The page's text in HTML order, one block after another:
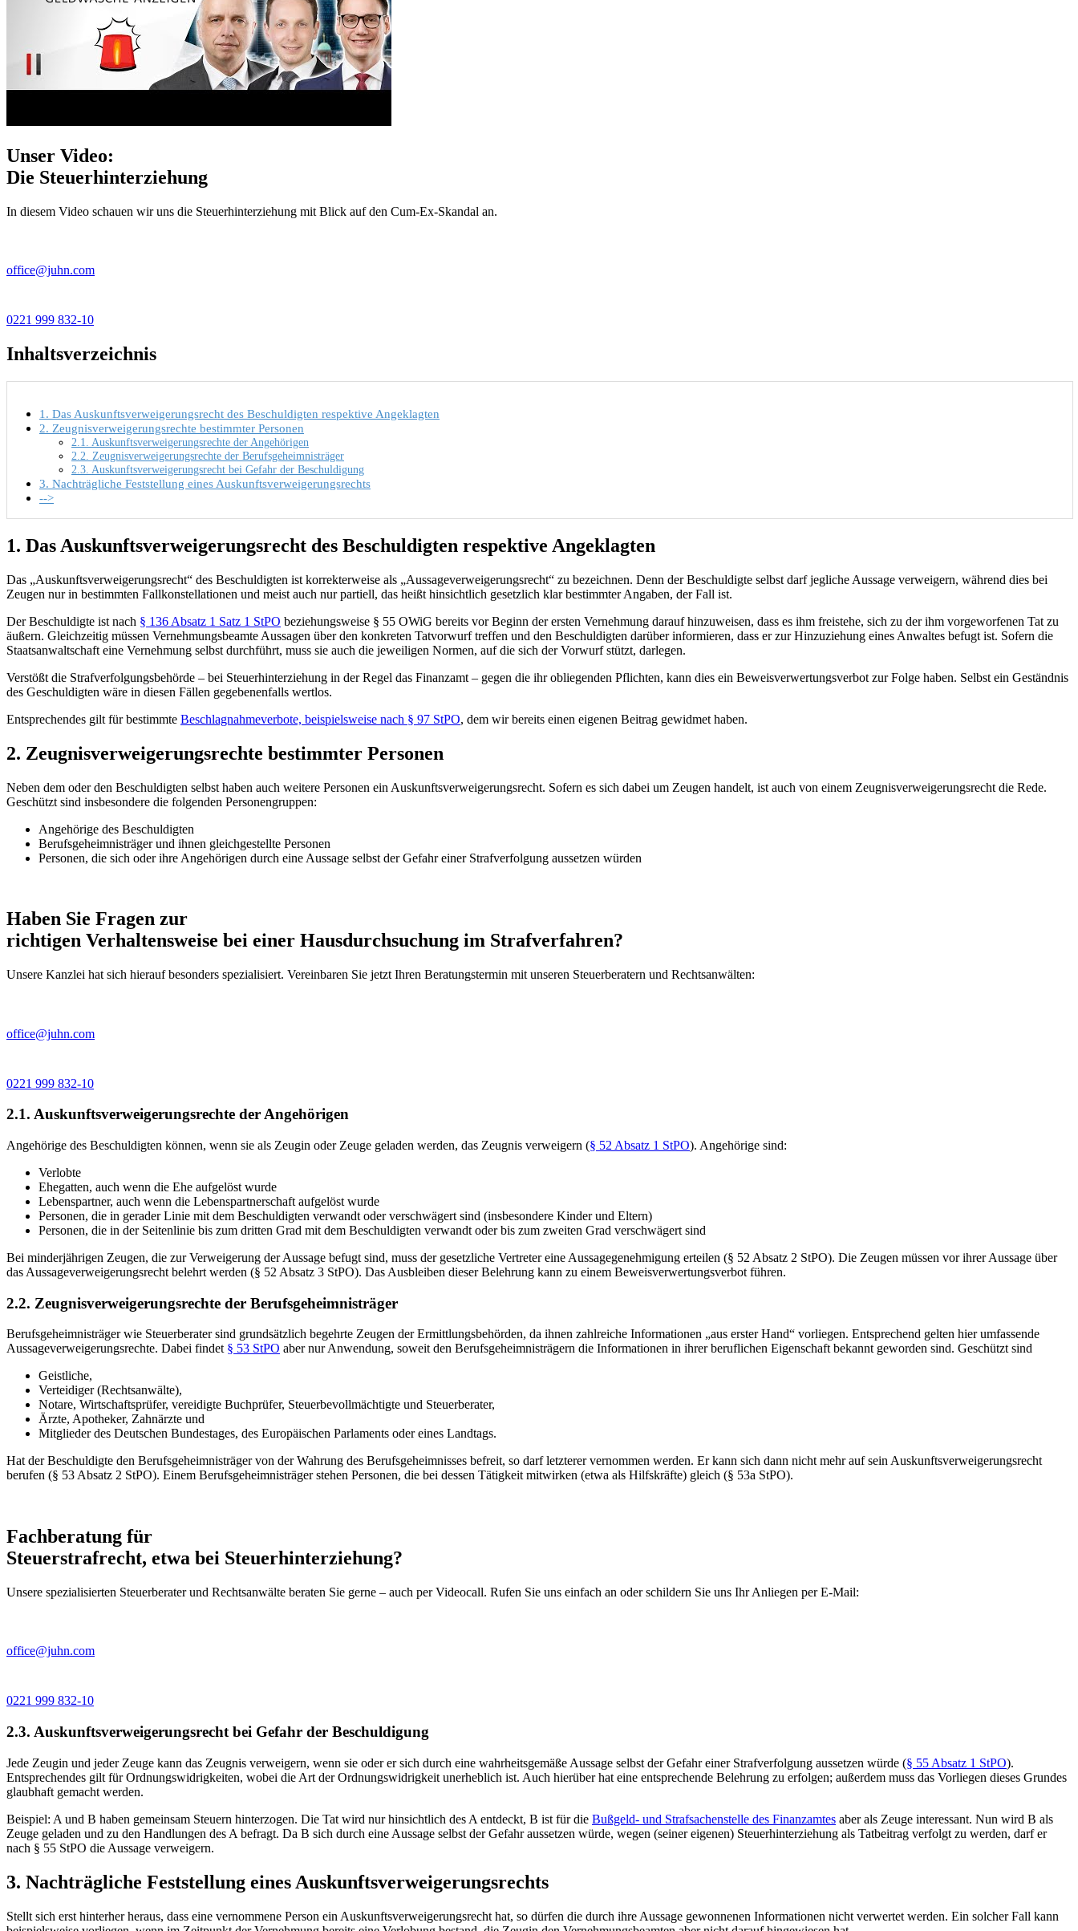
Unser Video:
Die Steuerhinterziehung
In diesem Video schauen wir uns die Steuerhinterziehung mit Blick auf den Cum-Ex-Skandal an.
office@juhn.com
0221 999 832-10
Inhaltsverzeichnis
1. Das Auskunftsverweigerungsrecht des Beschuldigten respektive Angeklagten
2. Zeugnisverweigerungsrechte bestimmter Personen
2.1. Auskunftsverweigerungsrechte der Angehörigen
2.2. Zeugnisverweigerungsrechte der Berufsgeheimnisträger
2.3. Auskunftsverweigerungsrecht bei Gefahr der Beschuldigung
3. Nachträgliche Feststellung eines Auskunftsverweigerungsrechts
-->
1. Das Auskunftsverweigerungsrecht des Beschuldigten respektive Angeklagten
Das „Auskunftsverweigerungsrecht“ des Beschuldigten ist korrekterweise als „Aussageverweigerungsrecht“ zu bezeichnen. Denn der Beschuldigte selbst darf jegliche Aussage verweigern, während dies bei
Zeugen nur in bestimmten Fallkonstellationen und meist auch nur partiell, das heißt hinsichtlich gesetzlich klar bestimmter Angaben, der Fall ist.
Der Beschuldigte ist nach § 136 Absatz 1 Satz 1 StPO beziehungsweise § 55 OWiG bereits vor Beginn der ersten Vernehmung darauf hinzuweisen, dass es ihm freistehe, sich zu der ihm vorgeworfenen Tat zu
äußern. Gleichzeitig müssen Vernehmungsbeamte Aussagen über den konkreten Tatvorwurf treffen und den Beschuldigten darüber informieren, dass er zur Hinzuziehung eines Anwaltes befugt ist. Sofern die
Staatsanwaltschaft eine Vernehmung selbst durchführt, muss sie auch die jeweiligen Normen, auf die sich der Vorwurf stützt, darlegen.
Verstößt die Strafverfolgungsbehörde – bei Steuerhinterziehung in der Regel das Finanzamt – gegen die ihr obliegenden Pflichten, kann dies ein Beweisverwertungsverbot zur Folge haben. Selbst ein Geständnis
des Geschuldigten wäre in diesen Fällen gegebenenfalls wertlos.
Entsprechendes gilt für bestimmte Beschlagnahmeverbote, beispielsweise nach § 97 StPO, dem wir bereits einen eigenen Beitrag gewidmet haben.
2. Zeugnisverweigerungsrechte bestimmter Personen
Neben dem oder den Beschuldigten selbst haben auch weitere Personen ein Auskunftsverweigerungsrecht. Sofern es sich dabei um Zeugen handelt, ist auch von einem Zeugnisverweigerungsrecht die Rede.
Geschützt sind insbesondere die folgenden Personengruppen:
Angehörige des Beschuldigten
Berufsgeheimnisträger und ihnen gleichgestellte Personen
Personen, die sich oder ihre Angehörigen durch eine Aussage selbst der Gefahr einer Strafverfolgung aussetzen würden
Haben Sie Fragen zur
richtigen Verhaltensweise bei einer Hausdurchsuchung im Strafverfahren?
Unsere Kanzlei hat sich hierauf besonders spezialisiert. Vereinbaren Sie jetzt Ihren Beratungstermin mit unseren Steuerberatern und Rechtsanwälten:
office@juhn.com
0221 999 832-10
2.1. Auskunftsverweigerungsrechte der Angehörigen
Angehörige des Beschuldigten können, wenn sie als Zeugin oder Zeuge geladen werden, das Zeugnis verweigern (§ 52 Absatz 1 StPO). Angehörige sind:
Verlobte
Ehegatten, auch wenn die Ehe aufgelöst wurde
Lebenspartner, auch wenn die Lebenspartnerschaft aufgelöst wurde
Personen, die in gerader Linie mit dem Beschuldigten verwandt oder verschwägert sind (insbesondere Kinder und Eltern)
Personen, die in der Seitenlinie bis zum dritten Grad mit dem Beschuldigten verwandt oder bis zum zweiten Grad verschwägert sind
Bei minderjährigen Zeugen, die zur Verweigerung der Aussage befugt sind, muss der gesetzliche Vertreter eine Aussagegenehmigung erteilen (§ 52 Absatz 2 StPO). Die Zeugen müssen vor ihrer Aussage über
das Aussageverweigerungsrecht belehrt werden (§ 52 Absatz 3 StPO). Das Ausbleiben dieser Belehrung kann zu einem Beweisverwertungsverbot führen.
2.2. Zeugnisverweigerungsrechte der Berufsgeheimnisträger
Berufsgeheimnisträger wie Steuerberater sind grundsätzlich begehrte Zeugen der Ermittlungsbehörden, da ihnen zahlreiche Informationen „aus erster Hand“ vorliegen. Entsprechend gelten hier umfassende
Aussageverweigerungsrechte. Dabei findet § 53 StPO aber nur Anwendung, soweit den Berufsgeheimnisträgern die Informationen in ihrer beruflichen Eigenschaft bekannt geworden sind. Geschützt sind
Geistliche,
Verteidiger (Rechtsanwälte),
Notare, Wirtschaftsprüfer, vereidigte Buchprüfer, Steuerbevollmächtigte und Steuerberater,
Ärzte, Apotheker, Zahnärzte und
Mitglieder des Deutschen Bundestages, des Europäischen Parlaments oder eines Landtags.
Hat der Beschuldigte den Berufsgeheimnisträger von der Wahrung des Berufsgeheimnisses befreit, so darf letzterer vernommen werden. Er kann sich dann nicht mehr auf sein Auskunftsverweigerungsrecht
berufen (§ 53 Absatz 2 StPO). Einem Berufsgeheimnisträger stehen Personen, die bei dessen Tätigkeit mitwirken (etwa als Hilfskräfte) gleich (§ 53a StPO).
Fachberatung für
Steuerstrafrecht, etwa bei Steuerhinterziehung?
Unsere spezialisierten Steuerberater und Rechtsanwälte beraten Sie gerne – auch per Videocall. Rufen Sie uns einfach an oder schildern Sie uns Ihr Anliegen per E-Mail:
office@juhn.com
0221 999 832-10
2.3. Auskunftsverweigerungsrecht bei Gefahr der Beschuldigung
Jede Zeugin und jeder Zeuge kann das Zeugnis verweigern, wenn sie oder er sich durch eine wahrheitsgemäße Aussage selbst der Gefahr einer Strafverfolgung aussetzen würde (§ 55 Absatz 1 StPO).
Entsprechendes gilt für Ordnungswidrigkeiten, wobei die Art der Ordnungswidrigkeit unerheblich ist. Auch hierüber hat eine entsprechende Belehrung zu erfolgen; außerdem muss das Vorliegen dieses Grundes
glaubhaft gemacht werden.
Beispiel: A und B haben gemeinsam Steuern hinterzogen. Die Tat wird nur hinsichtlich des A entdeckt, B ist für die Bußgeld- und Strafsachenstelle des Finanzamtes aber als Zeuge interessant. Nun wird B als
Zeuge geladen und zu den Handlungen des A befragt. Da B sich durch eine Aussage selbst der Gefahr aussetzen würde, wegen (seiner eigenen) Steuerhinterziehung als Tatbeitrag verfolgt zu werden, darf er
nach § 55 StPO die Aussage verweigern.
3. Nachträgliche Feststellung eines Auskunftsverweigerungsrechts
Stellt sich erst hinterher heraus, dass eine vernommene Person ein Auskunftsverweigerungsrecht hat, so dürfen die durch ihre Aussage gewonnenen Informationen nicht verwertet werden. Ein solcher Fall kann